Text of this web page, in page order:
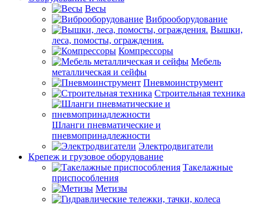
Весы
Виброоборудование
Вышки,
леса, помосты, ограждения.
Компрессоры
Мебель
металлическая и сейфы
Пневмоинструмент
Строительная техника
Шланги пневматические и
пневмопринадлежности
Электродвигатели
Крепеж и грузовое оборудование
Такелажные
приспособления
Метизы